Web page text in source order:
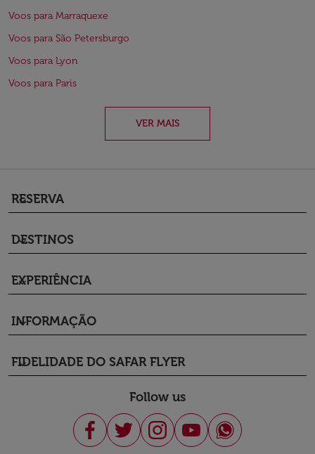
Voos para Marraquexe
Voos para São Petersburgo
Voos para Lyon
Voos para Paris
VER MAIS
RESERVA
keyboard_arrow_down
DESTINOS
keyboard_arrow_down
EXPERIÊNCIA
keyboard_arrow_down
INFORMAÇÃO
keyboard_arrow_down
FIDELIDADE DO SAFAR FLYER
keyboard_arrow_down
Follow us